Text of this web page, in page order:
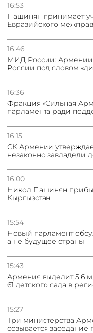
16:53
Пашинян принимает
Евразийского
16:46
МИД России: Армении
России под словом
16:36
Фракция «Сильная
парламента ради
16:15
СК Армении
незаконно завладели
16:00
Никол Пашинян
Кыргызстан
15:54
Новый парламент
а не будущее страны
15:43
Армения выделит 5.6
61 детского сада в
15:27
Три министерства
созывается заседание